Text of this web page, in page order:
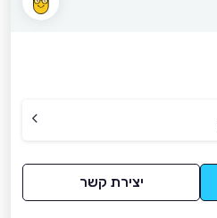
יצירת קשר